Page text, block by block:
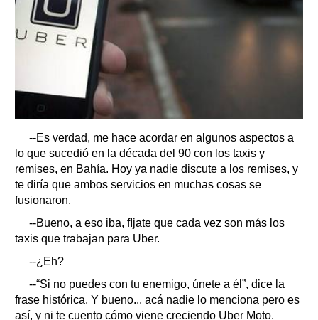
--Es verdad, me hace acordar en algunos aspectos a
lo que sucedió en la década del 90 con los taxis y
remises, en Bahía. Hoy ya nadie discute a los remises, y
te diría que ambos servicios en muchas cosas se
fusionaron.
--Bueno, a eso iba, fIjate que cada vez son más los
taxis que trabajan para Uber.
--¿Eh?
--“Si no puedes con tu enemigo, únete a él”, dice la
frase histórica. Y bueno... acá nadie lo menciona pero es
así, y ni te cuento cómo viene creciendo Uber Moto.